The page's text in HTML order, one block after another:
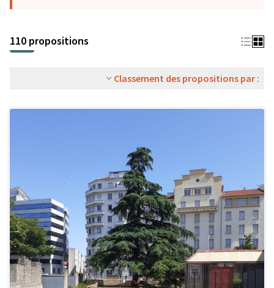
110 propositions
Classement des propositions par :